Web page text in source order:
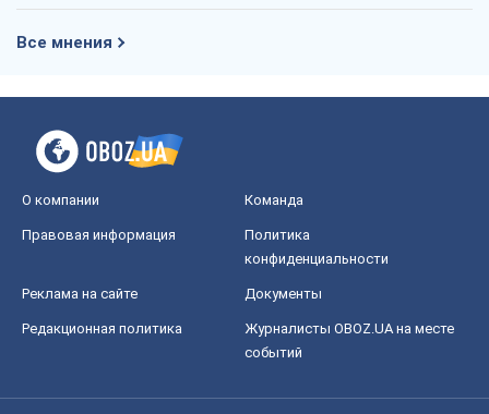
Все мнения
О компании Команда
Правовая информация
Политика
конфиденциальности
Реклама на сайте Документы
Редакционная политика
Журналисты OBOZ.UA на месте
событий